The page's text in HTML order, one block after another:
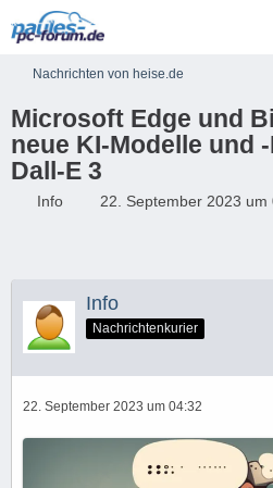
Nachrichten von heise.de
Microsoft Edge und
neue KI-Modelle und
Dall-E 3
Info 22. September 2023 um
Info
Nachrichtenkurier
22. September 2023 um 04:32